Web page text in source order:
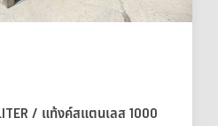
/ แท้งค์สแตนเลส 1000